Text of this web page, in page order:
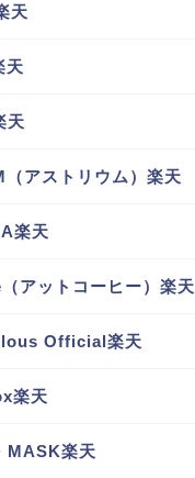
天
天
天
アストリウム）楽天
楽天
アットコーヒー）楽天
Official楽天
楽天
MASK楽天